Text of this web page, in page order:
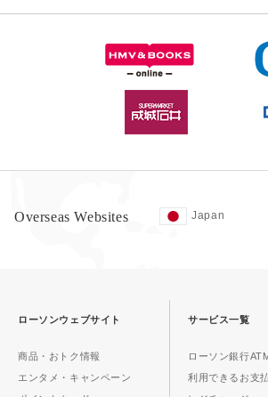
Overseas Websites Japan
ローソンウェブサイト
商品・おトク情報
エンタメ・キャンペーン
サービス一覧
ローソン銀行
利用できるお支